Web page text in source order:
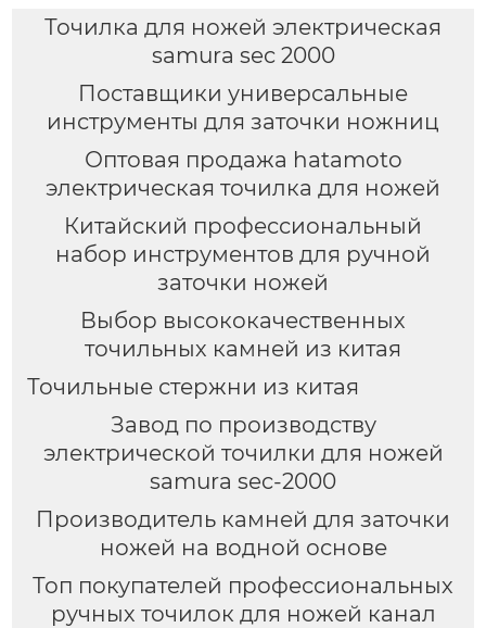
Точилка для ножей электрическая
samura sec 2000
Поставщики универсальные
инструменты для заточки ножниц
Оптовая продажа hatamoto
электрическая точилка для ножей
Китайский профессиональный
набор инструментов для ручной
заточки ножей
Выбор высококачественных
точильных камней из китая
Точильные стержни из китая
Завод по производству
электрической точилки для ножей
samura sec-2000
Производитель камней для заточки
ножей на водной основе
Топ покупателей профессиональных
ручных точилок для ножей канал